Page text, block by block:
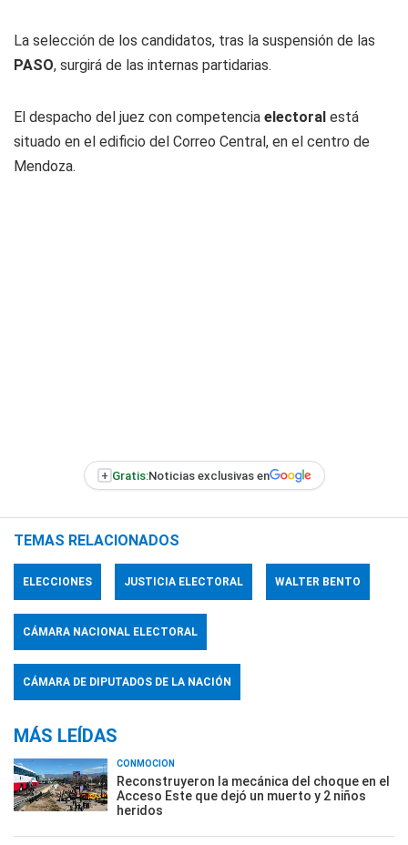
La selección de los candidatos, tras la suspensión de las
PASO, surgirá de las internas partidarias.
El despacho del juez con competencia electoral está
situado en el edificio del Correo Central, en el centro de
Mendoza.
+ Gratis:Noticias exclusivas en
TEMAS RELACIONADOS
ELECCIONES JUSTICIA ELECTORAL WALTER BENTO
CÁMARA NACIONAL ELECTORAL
CÁMARA DE DIPUTADOS DE LA NACIÓN
MÁS LEÍDAS
CONMOCIÓN
Reconstruyeron la mecánica del choque en el
Acceso Este que dejó un muerto y 2 niños
heridos